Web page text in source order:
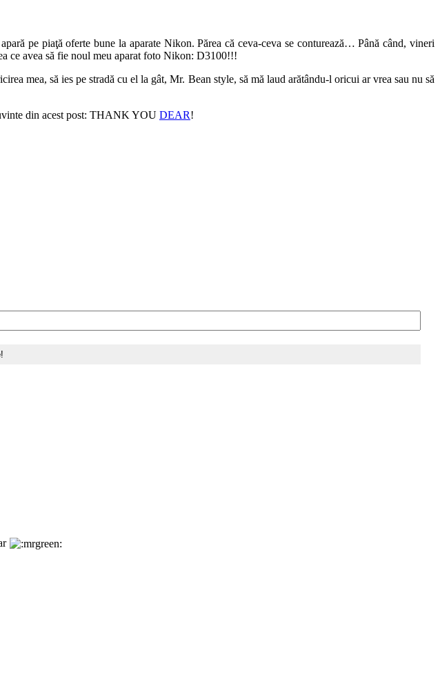
pe piaţă oferte bune la aparate Nikon. Părea că ceva-ceva se conturează… Până când, vineri
ce avea să fie noul meu aparat foto Nikon: D3100!!!
mea, să ies pe stradă cu el la gât, Mr. Bean style, să mă laud arătându-l oricui ar vrea sau nu să
din acest post: THANK YOU DEAR!